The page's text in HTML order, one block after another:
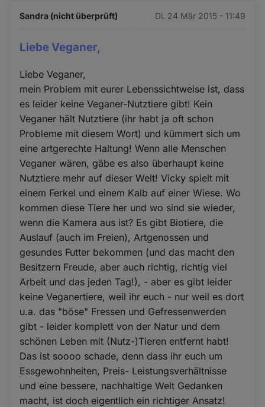
Sandra (nicht überprüft) Di. 24 Mär 2015 - 11:49
Liebe Veganer,
Liebe Veganer,
mein Problem mit eurer Lebenssichtweise ist, dass
es leider keine Veganer-Nutztiere gibt! Kein
Veganer hält Nutztiere (ihr habt ja oft schon
Probleme mit diesem Wort) und kümmert sich um
eine artgerechte Haltung! Wenn alle Menschen
Veganer wären, gäbe es also überhaupt keine
Nutztiere mehr auf dieser Welt! Vicky spielt mit
einem Ferkel und einem Kalb auf einer Wiese. Wo
kommen diese Tiere her und wo sind sie wieder,
wenn die Kamera aus ist? Es gibt Biotiere, die
Auslauf (auch im Freien), Artgenossen und
gesundes Futter bekommen (und das macht den
Besitzern Freude, aber auch richtig, richtig viel
Arbeit und das jeden Tag!), - aber es gibt leider
keine Veganertiere, weil ihr euch - nur weil es dort
u.a. das "böse" Fressen und Gefressenwerden
gibt - leider komplett von der Natur und dem
schönen Leben mit (Nutz-)Tieren entfernt habt!
Das ist soooo schade, denn dass ihr euch um
Essgewohnheiten, Preis- Leistungsverhältnisse
und eine bessere, nachhaltige Welt Gedanken
macht, ist doch eigentlich ein richtiger Ansatz!